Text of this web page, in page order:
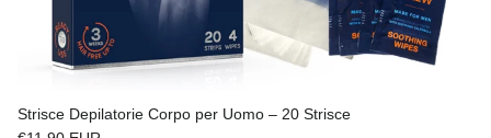
Strisce Depilatorie Corpo per Uomo – 20 Strisce